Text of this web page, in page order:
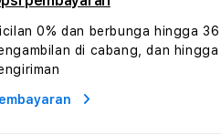
Wisata
Tunisia
Profesional
Wisata
Tunisia
0% dan berbunga hingga
di cabang, dan